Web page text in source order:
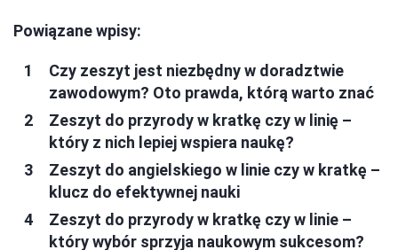
Powiązane wpisy:
Czy zeszyt jest niezbędny w doradztwie
zawodowym? Oto prawda, którą warto znać
Zeszyt do przyrody w kratkę czy w linię –
który z nich lepiej wspiera naukę?
Zeszyt do angielskiego w linie czy w kratkę –
klucz do efektywnej nauki
Zeszyt do przyrody w kratkę czy w linie –
który wybór sprzyja naukowym sukcesom?